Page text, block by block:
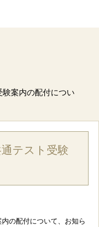
案内の配付につい
テスト受験
の配付について、お知ら